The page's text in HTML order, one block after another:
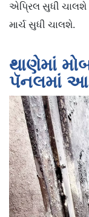
એપ્રિલ સુધી ચાલશે
માર્ચ સુધી ચાલશે.
થાણેમાં
પૅનલમાં